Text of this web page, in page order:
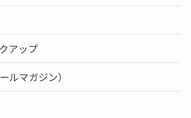
アップ
ルマガジン）